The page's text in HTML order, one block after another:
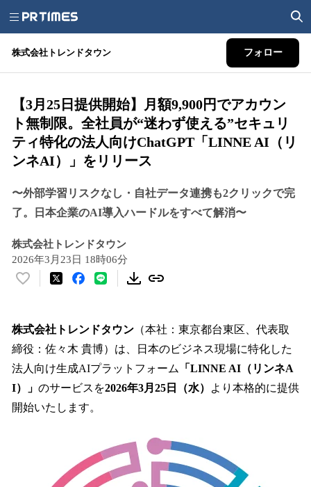
株式会社トレンドタウン フォロー
【3月25日提供開始】月額9,900円でアカウン
ト無制限。全社員が“迷わず使える”セキュリ
ティ特化の法人向けChatGPT「LINNE AI（リ
ンネAI）」をリリース
〜外部学習リスクなし・自社データ連携も2クリックで完
了。日本企業のAI導入ハードルをすべて解消〜
株式会社トレンドタウン
2026年3月23日 18時06分
い
！
数
を
読
み
込
み
株式会社トレンドタウン （本社：東京都台東区、代表取
締役：佐々木 貴博）は、日本のビジネス現場に特化した
法人向け生成AIプラットフォーム
「LINNE AI（リンネA
I）」 のサービスを2026年3月25日（水）
より本格的に提供
開始いたします。